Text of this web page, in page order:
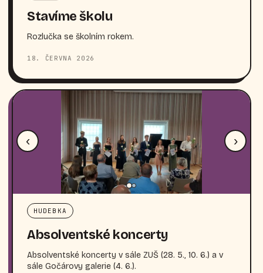
Stavíme školu
Rozlučka se školním rokem.
18. ČERVNA 2026
‹ ›
HUDEBKA
Absolventské koncerty
Absolventské koncerty v sále ZUŠ (28. 5., 10. 6.) a v
sále Gočárovy galerie (4. 6.).